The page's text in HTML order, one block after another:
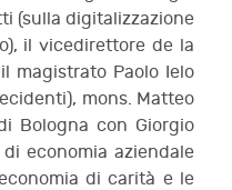
(sulla digitalizzazione
il vicedirettore de la
magistrato Paolo Ielo
mons. Matteo
Bologna con Giorgio
economia aziendale
di carità e le